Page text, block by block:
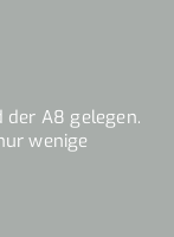
der A8 gelegen.
wenige